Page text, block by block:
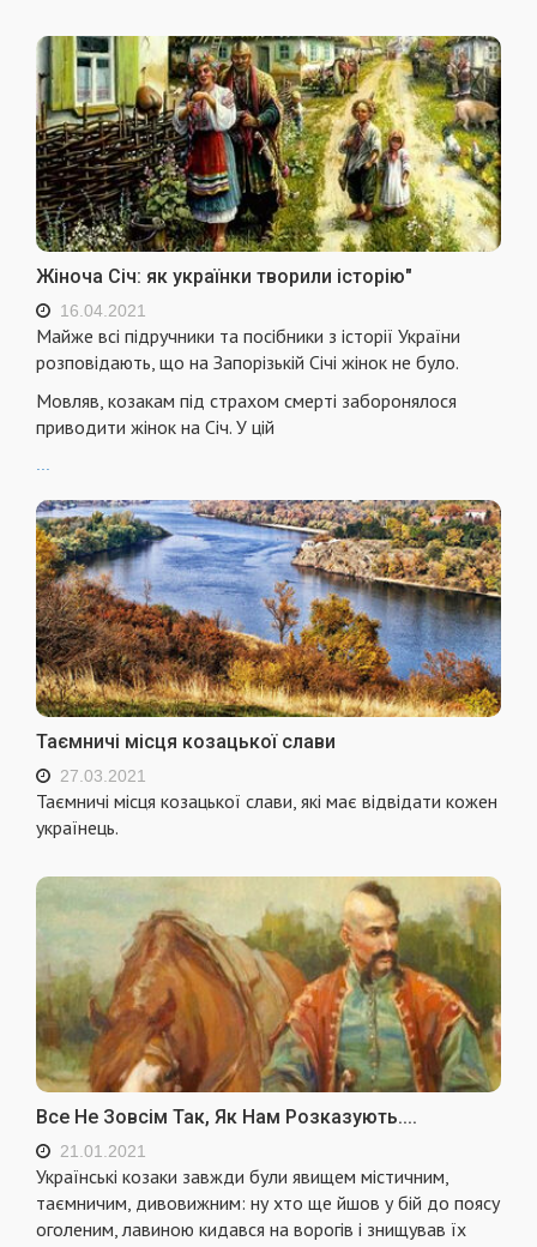
Жіноча Січ: як українки творили історію"
16.04.2021
Майже всі підручники та посібники з історії України
розповідають, що на Запорізькій Січі жінок не було.
Мовляв, козакам під страхом смерті заборонялося
приводити жінок на Січ. У цій
Таємничі місця козацької слави
27.03.2021
Таємничі місця козацької слави, які має відвідати кожен
українець.
Все Не Зовсім Так, Як Нам Розказують....
21.01.2021
Українські козаки завжди були явищем містичним,
таємничим, дивовижним: ну хто ще йшов у бій до поясу
оголеним, лавиною кидався на ворогів і знищував їх